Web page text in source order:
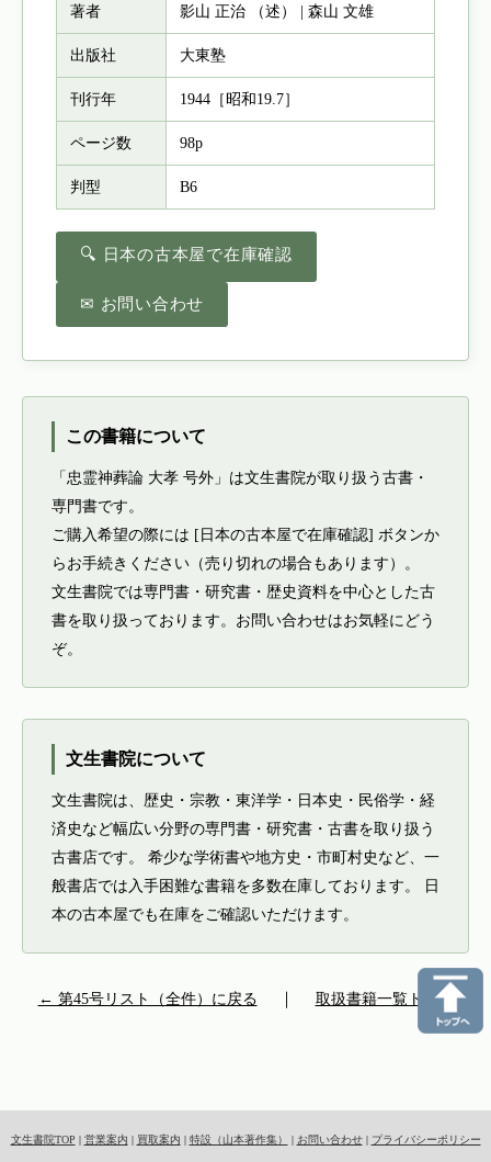
著者 影山 正治 （述） | 森山 文雄
出版社 大東塾
刊行年 1944［昭和19.7］
ページ数 98p
判型 B6
🔍 日本の古本屋で在庫確認
✉ お問い合わせ
この書籍について
「忠霊神葬論 大孝 号外」は文生書院が取り扱う古書・
専門書です。
ご購入希望の際には [日本の古本屋で在庫確認] ボタンか
らお手続きください（売り切れの場合もあります）。
文生書院では専門書・研究書・歴史資料を中心とした古
書を取り扱っております。お問い合わせはお気軽にどう
ぞ。
文生書院について
文生書院は、歴史・宗教・東洋学・日本史・民俗学・経
済史など幅広い分野の専門書・研究書・古書を取り扱う
古書店です。 希少な学術書や地方史・市町村史など、一
般書店では入手困難な書籍を多数在庫しております。 日
本の古本屋でも在庫をご確認いただけます。
← 第45号リスト（全件）に戻る 取扱書籍一覧トップ
文生書院TOP | 営業案内 | 買取案内 | 特設（山本著作集） | お問い合わせ| プライバシーポリシー